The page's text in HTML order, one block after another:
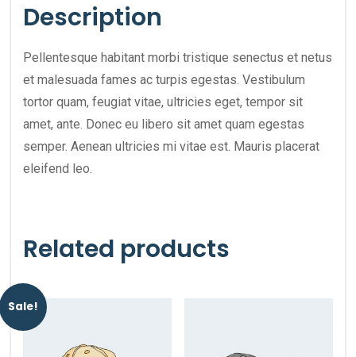
Description
Pellentesque habitant morbi tristique senectus et netus
et malesuada fames ac turpis egestas. Vestibulum
tortor quam, feugiat vitae, ultricies eget, tempor sit
amet, ante. Donec eu libero sit amet quam egestas
semper. Aenean ultricies mi vitae est. Mauris placerat
eleifend leo.
Related products
Sale!